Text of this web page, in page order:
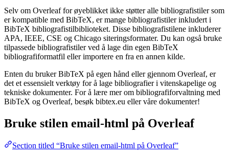
Selv om Overleaf for øyeblikket ikke støtter alle bibliografistiler som
er kompatible med BibTeX, er mange bibliografistiler inkludert i
BibTeX bibliografistilbiblioteket. Disse bibliografistilene inkluderer
APA, IEEE, CSE og Chicago siteringsformater. Du kan også bruke
tilpassede bibliografistiler ved å lage din egen BibTeX
bibliografiformatfil eller importere en fra en annen kilde.
Enten du bruker BibTeX på egen hånd eller gjennom Overleaf, er
det et essensielt verktøy for å lage bibliografier i vitenskapelige og
tekniske dokumenter. For å lære mer om bibliografiforvaltning med
BibTeX og Overleaf, besøk bibtex.eu eller våre dokumenter!
Bruke stilen email-html på Overleaf
Section titled “Bruke stilen email-html på Overleaf”